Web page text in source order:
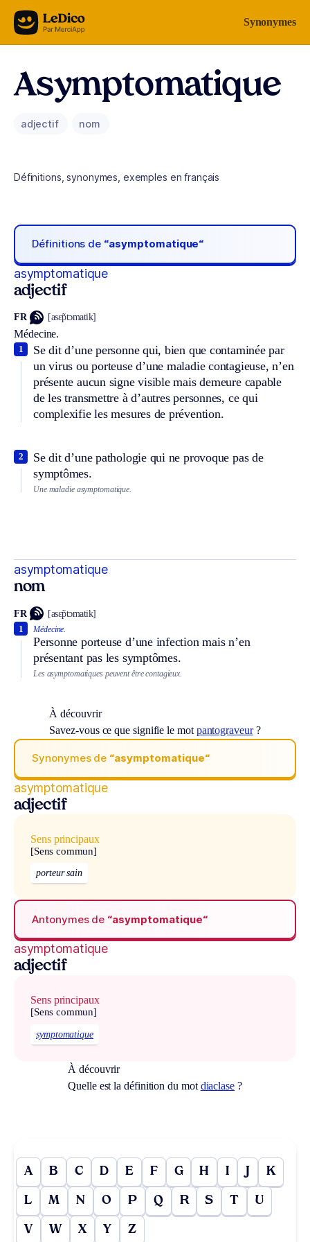
Aller au contenu Synonymes
Asymptomatique
adjectif nom
Définitions, synonymes, exemples en français
Définitions de “asymptomatique“
asymptomatique
adjectif
FR [asɛ̃ptɔmatik]
Médecine.
Se dit d’une personne qui, bien que contaminée par
un virus ou porteuse d’une maladie contagieuse, n’en
présente aucun signe visible mais demeure capable
de les transmettre à d’autres personnes, ce qui
complexifie les mesures de prévention.
1
Se dit d’une pathologie qui ne provoque pas de
symptômes.
2
Une maladie asymptomatique.
asymptomatique
nom
FR [asɛ̃ptɔmatik]
Médecine.
Personne porteuse d’une infection mais n’en
présentant pas les symptômes.
1
Les asymptomatiques peuvent être contagieux.
À découvrir
Savez-vous ce que signifie le mot pantograveur?
Synonymes de “asymptomatique“
asymptomatique
adjectif
Sens principaux
[Sens commun]
porteur sain
Antonymes de “asymptomatique“
asymptomatique
adjectif
Sens principaux
[Sens commun]
symptomatique
À découvrir
Quelle est la définition du mot diaclase?
A B C D E F G H I J K
L M N O P Q R S T U
V W X Y Z